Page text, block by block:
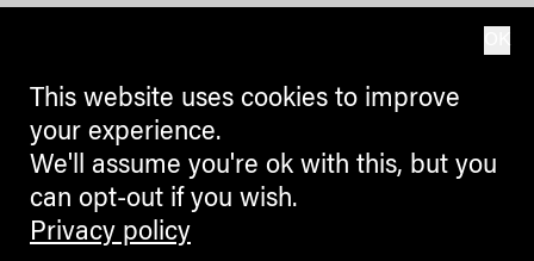
This website uses cookies to improve
your experience.
We'll assume you're ok with this, but you
can opt-out if you wish.
Privacy policy